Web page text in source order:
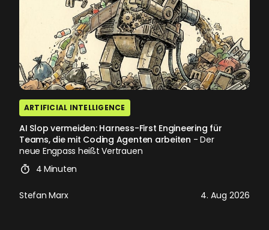
ARTIFICIAL INTELLIGENCE
AI Slop vermeiden: Harness-First Engineering für
Teams, die mit Coding Agenten arbeiten - Der
neue Engpass heißt Vertrauen
4 Minuten
Stefan Marx 4. Aug 2026